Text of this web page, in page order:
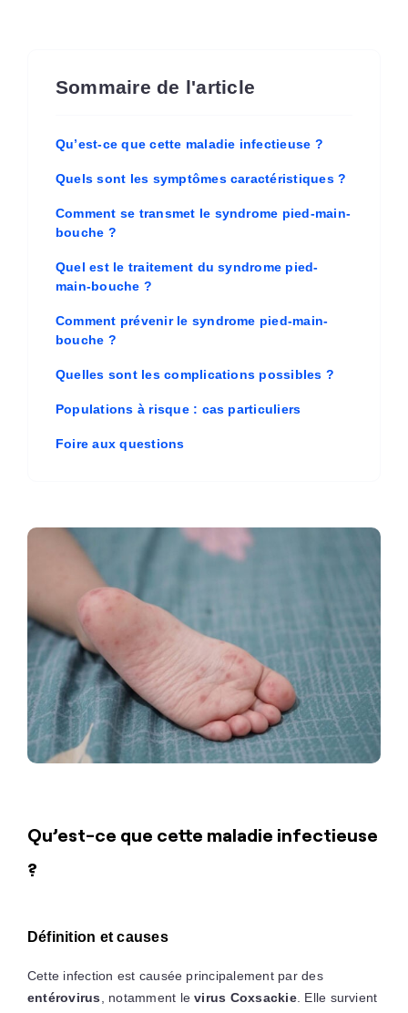
Sommaire de l'article
Qu’est-ce que cette maladie infectieuse ?
Quels sont les symptômes caractéristiques ?
Comment se transmet le syndrome pied-main-
bouche ?
Quel est le traitement du syndrome pied-
main-bouche ?
Comment prévenir le syndrome pied-main-
bouche ?
Quelles sont les complications possibles ?
Populations à risque : cas particuliers
Foire aux questions
Qu’est-ce que cette maladie infectieuse
?
Définition et causes
Cette infection est causée principalement par des
entérovirus
, notamment levirus Coxsackie. Elle survient